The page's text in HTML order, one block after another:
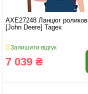
AXE27248 Ланцюг
[John Deere] Tagex
Залишити відгук
7 039 ₴